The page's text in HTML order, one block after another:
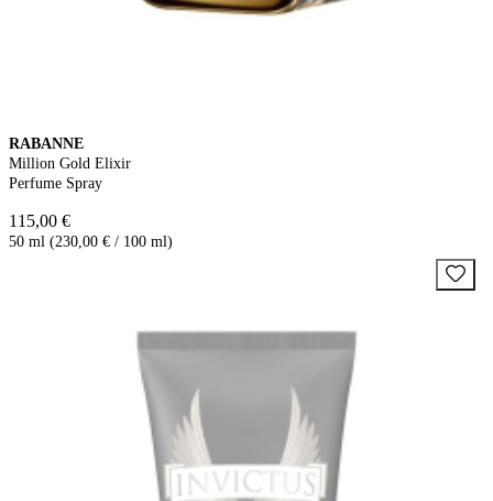
RABANNE
Million Gold Elixir
Perfume Spray
115,00 €
50 ml (230,00 € / 100 ml)